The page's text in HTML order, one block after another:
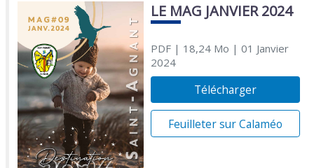
LE MAG JANVIER 2024
PDF| 18,24 Mo | 01 Janvier
2024
Télécharger
Feuilleter sur Calaméo